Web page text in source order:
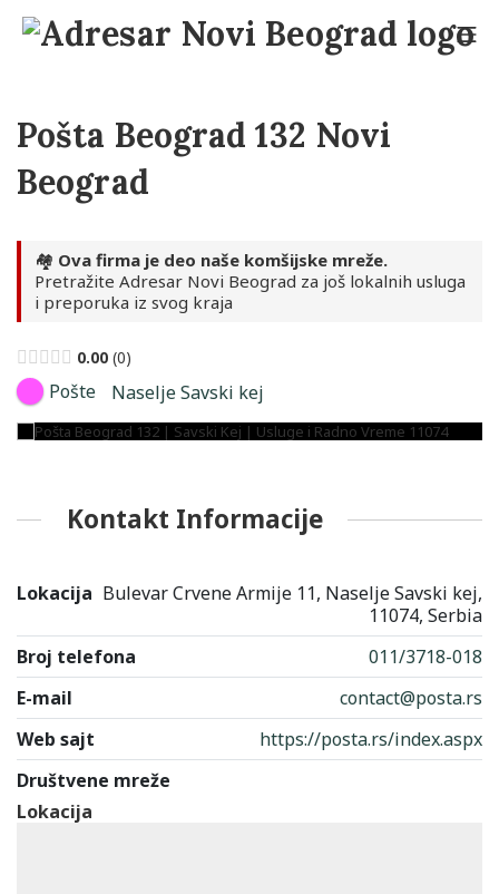
Pošta Beograd 132 Novi
Beograd
🏘️ Ova firma je deo naše komšijske mreže.
Pretražite Adresar Novi Beograd za još lokalnih usluga
i preporuka iz svog kraja
0.00 0
Pošte Naselje Savski kej
Kontakt Informacije
Lokacija Bulevar Crvene Armije 11, Naselje Savski kej,
11074, Serbia
Broj telefona
011/3718-018
E-mail
contact@posta.rs
Web sajt
https://posta.rs/index.aspx
Društvene mreže
Lokacija